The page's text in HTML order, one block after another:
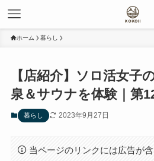
ホーム 暮らし
【店紹介】ソロ活女子
泉＆サウナを体験｜第
暮らし 2023年9月27日
当ページのリンクには広告が含